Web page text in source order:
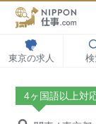
東京の求人
4ヶ国語以上対